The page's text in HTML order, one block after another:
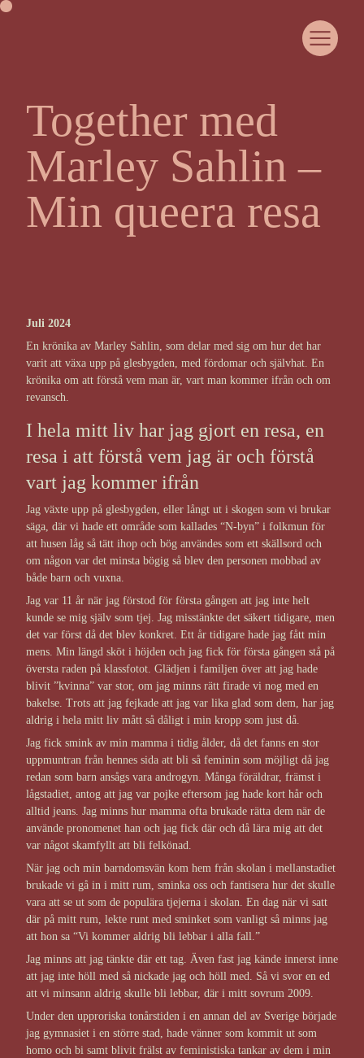
OM HEJA LIVET
COMMUNITY
SAMARBETA MED OSS
CASE
JUST NU
Together med
Marley Sahlin –
Min queera resa
Juli 2024
En krönika av Marley Sahlin, som delar med sig om hur det har
varit att växa upp på glesbygden, med fördomar och självhat. En
krönika om att förstå vem man är, vart man kommer ifrån och om
revansch.
I hela mitt liv har jag gjort en resa, en
resa i att förstå vem jag är och förstå
vart jag kommer ifrån
Jag växte upp på glesbygden, eller långt ut i skogen som vi brukar
säga, där vi hade ett område som kallades “N-byn” i folkmun för
att husen låg så tätt ihop och bög användes som ett skällsord och
om någon var det minsta bögig så blev den personen mobbad av
både barn och vuxna.
Jag var 11 år när jag förstod för första gången att jag inte helt
kunde se mig själv som tjej. Jag misstänkte det säkert tidigare, men
det var först då det blev konkret. Ett år tidigare hade jag fått min
mens. Min längd sköt i höjden och jag fick för första gången stå på
översta raden på klassfotot. Glädjen i familjen över att jag hade
blivit ”kvinna” var stor, om jag minns rätt firade vi nog med en
bakelse. Trots att jag fejkade att jag var lika glad som dem, har jag
aldrig i hela mitt liv mått så dåligt i min kropp som just då.
Jag fick smink av min mamma i tidig ålder, då det fanns en stor
uppmuntran från hennes sida att bli så feminin som möjligt då jag
redan som barn ansågs vara androgyn. Många föräldrar, främst i
lågstadiet, antog att jag var pojke eftersom jag hade kort hår och
alltid jeans. Jag minns hur mamma ofta brukade rätta dem när de
använde pronomenet han och jag fick där och då lära mig att det
var något skamfyllt att bli felkönad.
När jag och min barndomsvän kom hem från skolan i mellanstadiet
brukade vi gå in i mitt rum, sminka oss och fantisera hur det skulle
vara att se ut som de populära tjejerna i skolan. En dag när vi satt
där på mitt rum, lekte runt med sminket som vanligt så minns jag
att hon sa “Vi kommer aldrig bli lebbar i alla fall.”
Jag minns att jag tänkte där ett tag. Även fast jag kände innerst inne
att jag inte höll med så nickade jag och höll med. Så vi svor en ed
att vi minsann aldrig skulle bli lebbar, där i mitt sovrum 2009.
Under den upproriska tonårstiden i en annan del av Sverige började
jag gymnasiet i en större stad, hade vänner som kommit ut som
homo och bi samt blivit frälst av feministiska tankar av dem i min